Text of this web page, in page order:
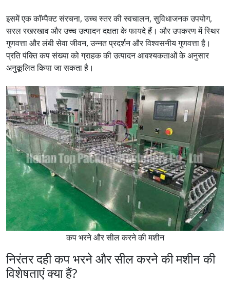
इसमें एक कॉम्पैक्ट संरचना, उच्च स्तर की स्वचालन, सुविधाजनक उपयोग,
सरल रखरखाव और उच्च उत्पादन दक्षता के फायदे हैं। और उपकरण में स्थिर
गुणवत्ता और लंबी सेवा जीवन, उन्नत प्रदर्शन और विश्वसनीय गुणवत्ता है।
प्रति पंक्ति कप संख्या को ग्राहक की उत्पादन आवश्यकताओं के अनुसार
अनुकूलित किया जा सकता है।
कप भरने और सील करने की मशीन
निरंतर दही कप भरने और सील करने की मशीन की
विशेषताएं क्या हैं?